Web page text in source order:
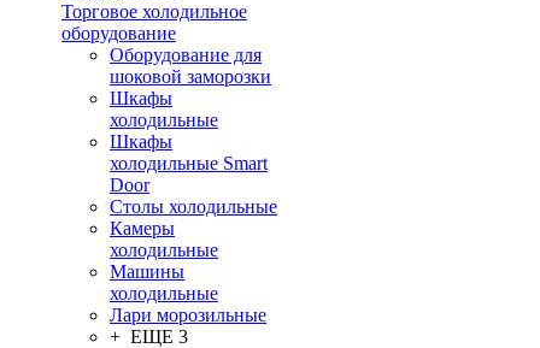
Торговое холодильное
оборудование
Оборудование для
шоковой заморозки
Шкафы
холодильные
Шкафы
холодильные Smart
Door
Столы холодильные
Камеры
холодильные
Машины
холодильные
Лари морозильные
+ ЕЩЕ 3